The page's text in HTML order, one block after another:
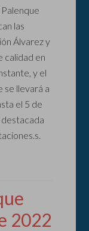
las
Álvarez y
calidad en
y el
se llevará a
el 5 de
2022